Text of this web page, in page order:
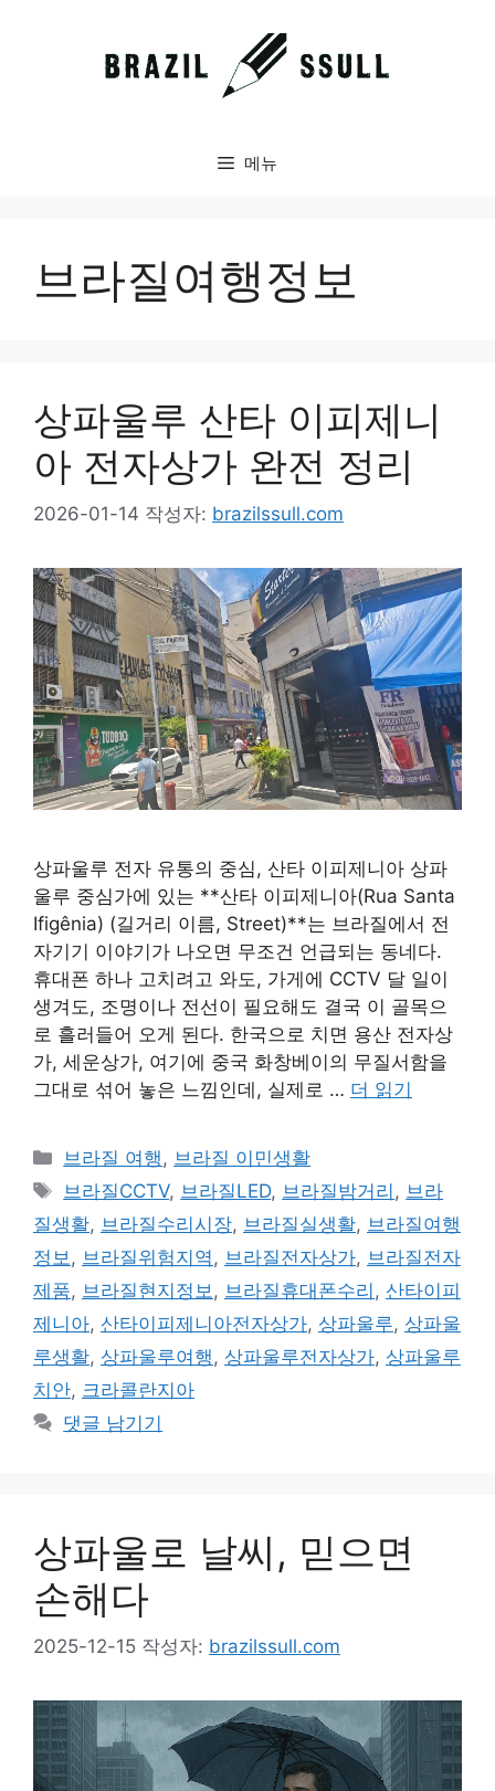
메뉴
브라질여행정보
상파울루 산타 이피제니
아 전자상가 완전 정리
2026-01-14 작성자: brazilssull.com
상파울루 전자 유통의 중심, 산타 이피제니아 상파
울루 중심가에 있는 **산타 이피제니아(Rua Santa
Ifigênia) (길거리 이름, Street)**는 브라질에서 전
자기기 이야기가 나오면 무조건 언급되는 동네다.
휴대폰 하나 고치려고 와도, 가게에 CCTV 달 일이
생겨도, 조명이나 전선이 필요해도 결국 이 골목으
로 흘러들어 오게 된다. 한국으로 치면 용산 전자상
가, 세운상가, 여기에 중국 화창베이의 무질서함을
그대로 섞어 놓은 느낌인데, 실제로 … 더 읽기
카
테
리
브라질 여행 , 브라질 이민생활
태
그
브라질CCTV, 브라질LED, 브라질밤거리 , 브라
질생활, 브라질수리시장, 브라질실생활, 브라질여행
정보 , 브라질위험지역 , 브라질전자상가, 브라질전자
제품, 브라질현지정보 , 브라질휴대폰수리 , 산타이피
제니아, 산타이피제니아전자상가, 상파울루, 상파울
루생활, 상파울루여행 , 상파울루전자상가, 상파울루
치안, 크라콜란지아
댓글 남기기
상파울로 날씨, 믿으면
손해다
2025-12-15 작성자: brazilssull.com